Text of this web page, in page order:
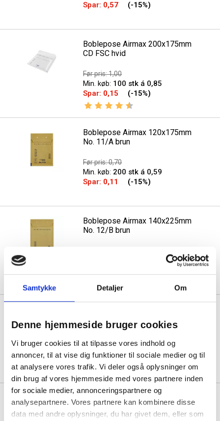
Samtykke Detaljer Om
Denne hjemmeside bruger cookies
Vi bruger cookies til at tilpasse vores indhold og
annoncer, til at vise dig funktioner til sociale medier og til
at analysere vores trafik. Vi deler også oplysninger om
din brug af vores hjemmeside med vores partnere inden
for sociale medier, annonceringspartnere og
analysepartnere. Vores partnere kan kombinere disse
data med andre oplysninger, du har givet dem, eller som
Spar: 0,57 (-15%)
Boblepose Airmax 200x175mm
CD FSC hvid
Før pris: 1,00
Min. køb: 100 stk á 0,85
Spar: 0,15 (-15%)
Vurdering:
Boblepose Airmax 120x175mm
No. 11/A brun
Før pris: 0,70
Min. køb: 200 stk á 0,59
Spar: 0,11 (-15%)
Boblepose Airmax 140x225mm
No. 12/B brun
CD brun
Før pris: 0,94
Min. køb:100 stk á 0,80
Spar:0,14 (-15%)
Boblepose Airmax 200x275mm
No. 14/D brun